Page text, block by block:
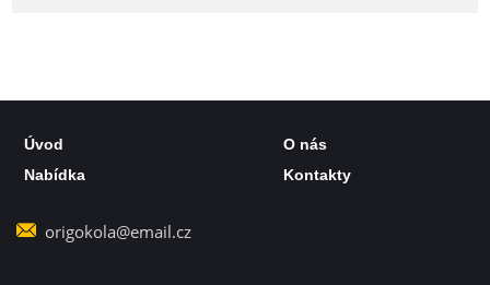
Úvod
O nás
Nabídka
Kontakty
origokola@email.cz